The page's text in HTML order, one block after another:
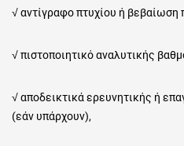
√ αντίγραφο πτυχίου ή
√ πιστοποιητικό αναλυτικής
√ αποδεικτικά ερευνητικής ή
(εάν υπάρχουν),